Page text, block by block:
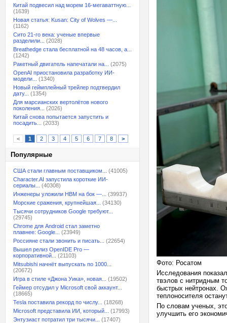
Китай подвесил над морем 16-мегаваттную...
(1639)
Новая статья: Kusan: City of Wolves —...
(1162)
Сито 21-го века: ученые впервые
разделили...
(2028)
Breathedge стала бесплатной на 48 часов, а...
(1242)
Ракетный двигатель напечатали на...
(2075)
OpenAI приостановила разработку ИИ-
модели...
(1340)
Новый геймплейный трейлер подтвердил
дату...
(1354)
Для марсианских вертолётов нового
поколения...
(2026)
Китай снова попытается запустить и
посадить...
(2033)
< 1 2 3 4 5 6 7 8 >
Популярные
США стали главным поставщиком...
(41005)
Character.AI запустила короткие ИИ-
сериалы...
(40308)
Инженеры уложили HBM на бок —...
(39937)
Морские сражения, крупнейшая...
(34130)
Тысячи сотрудников Google требуют...
(29745)
Chrome для Android стал заметно
плавнее: Google...
(23949)
Россияне стали звонить и писать...
(22654)
Вышел релиз OpenIDE Pro —
корпоративной...
(21103)
Mitsubishi начнёт выпускать по 1000...
(20672)
Игра в стиле «Джона Уика», новая...
(19502)
Геймер отсудил у Microsoft свой аккаунт...
(18665)
Tesla поставила рекорд по числу...
(18268)
Microsoft представила ИИ, который...
(17993)
Энтузиаст потратил три тысячи...
(17407)
Фото: Росатом
Исследования
твэлов с нитридным
быстрых нейтронах.
теплоносителя
По словам ученых,
улучшить его